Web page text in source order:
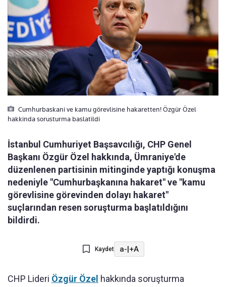
Cumhurbaskani ve kamu görevlisine hakaretten! Özgür Özel
hakkinda sorusturma baslatildi
İstanbul Cumhuriyet Başsavcılığı, CHP Genel
Başkanı Özgür Özel hakkında, Ümraniye'de
düzenlenen partisinin mitinginde yaptığı konuşma
nedeniyle "Cumhurbaşkanına hakaret" ve "kamu
görevlisine görevinden dolayı hakaret"
suçlarından resen soruşturma başlatıldığını
bildirdi.
Kaydet a-|+A
CHP Lideri Özgür Özel hakkında soruşturma